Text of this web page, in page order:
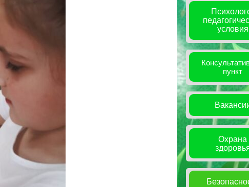
условия
пункт
Охрана